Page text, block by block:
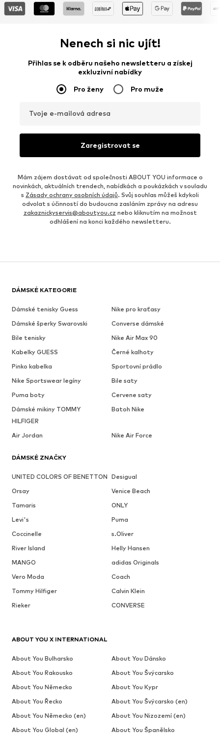
Nenech si nic ujít!
Přihlas se k odběru našeho newsletteru a získej
exkluzivní nabídky
Pro ženy Pro muže
Tvoje e-mailová adresa
Zaregistrovat se
Mám zájem dostávat od společnosti ABOUT YOU informace o
novinkách, aktuálních trendech, nabídkách a poukázkách v souladu
s Zásady ochrany osobních údajů. Svůj souhlas můžeš kdykoli
odvolat s účinností do budoucna zasláním zprávy na adresu
zakaznickyservis@aboutyou.cz nebo kliknutím na možnost
odhlášení na konci každého newsletteru.
DÁMSKÉ KATEGORIE
Dámské tenisky Guess
Nike pro kraťasy
Dámské šperky Swarovski
Converse dámské
Bile tenisky
Nike Air Max 90
Kabelky GUESS
Černé kalhoty
Pinko kabelka
Sportovní prádlo
Nike Sportswear legíny
Bile saty
Puma boty
Cervene saty
Dámské mikiny TOMMY
HILFIGER
Batoh Nike
Air Jordan Nike Air Force
DÁMSKÉ ZNAČKY
UNITED COLORS OF BENETTON Desigual
Orsay
Venice Beach
Tamaris
ONLY
Levi's
Puma
Coccinelle
s.Oliver
River Island
Helly Hansen
MANGO
adidas Originals
Vero Moda
Coach
Tommy Hilfiger
Calvin Klein
Rieker
CONVERSE
ABOUT YOU X INTERNATIONAL
About You Bulharsko
About You Dánsko
About You Rakousko
About You Švýcarsko
About You Německo
About You Kypr
About You Řecko
About You Švýcarsko (en)
About You Německo (en)
About You Nizozemí (en)
About You Global (en)
About You Španělsko